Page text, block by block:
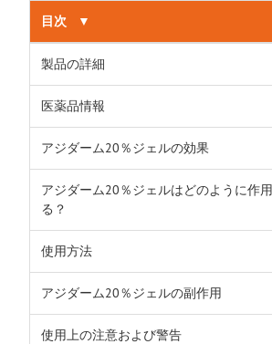
目次 ▼
製品の詳細
医薬品情報
アジダーム20％ジェルの効果
アジダーム20％ジェルはどのように作
る？
使用方法
アジダーム20％ジェルの副作用
使用上の注意および警告